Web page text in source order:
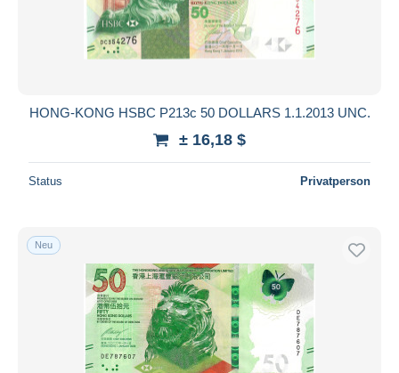
HONG-KONG HSBC P213c 50 DOLLARS 1.1.2013 UNC.
± 16,18 $
Status Privatperson
Neu